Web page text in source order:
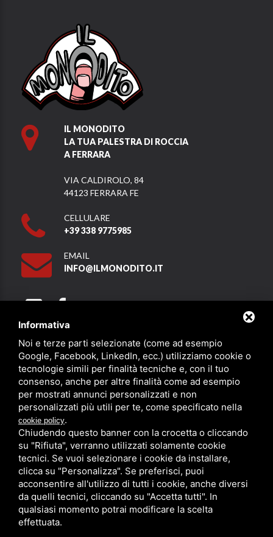
IL MONODITO
LA TUA PALESTRA DI ROCCIA
A FERRARA
VIA CALDIROLO, 84
44123 FERRARA FE
CELLULARE
+39 338 9775985
EMAIL
INFO@ILMONODITO.IT
Partner
PRIVACY SITEMAP/ QUESTO SITO È PROTETTO DA GOOGLE
RECAPTCHA V3,PRIVACY POLICYE TERMS OF SERVICEDI GOOGLE.
Informativa
Noi e terze parti selezionate (come ad esempio
Google, Facebook, LinkedIn, ecc.) utilizziamo cookie o
tecnologie simili per finalità tecniche e, con il tuo
consenso, anche per altre finalità come ad esempio
per mostrati annunci personalizzati e non
personalizzati più utili per te, come specificato nella
cookie policy.
Chiudendo questo banner con la crocetta o cliccando
su "Rifiuta", verranno utilizzati solamente cookie
tecnici. Se vuoi selezionare i cookie da installare,
clicca su "Personalizza". Se preferisci, puoi
acconsentire all'utilizzo di tutti i cookie, anche diversi
da quelli tecnici, cliccando su "Accetta tutti". In
qualsiasi momento potrai modificare la scelta
effettuata.